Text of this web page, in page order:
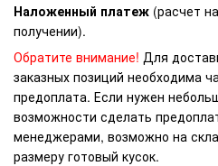
Наложенный платеж (расчет
получении).
Обратите внимание! Для
заказных позиций необходима
предоплата. Если нужен
возможности сделать
менеджерами, возможно на
размеру готовый кусок.